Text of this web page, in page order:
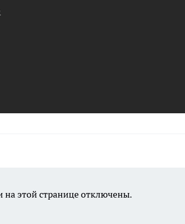
этой странице отключены.